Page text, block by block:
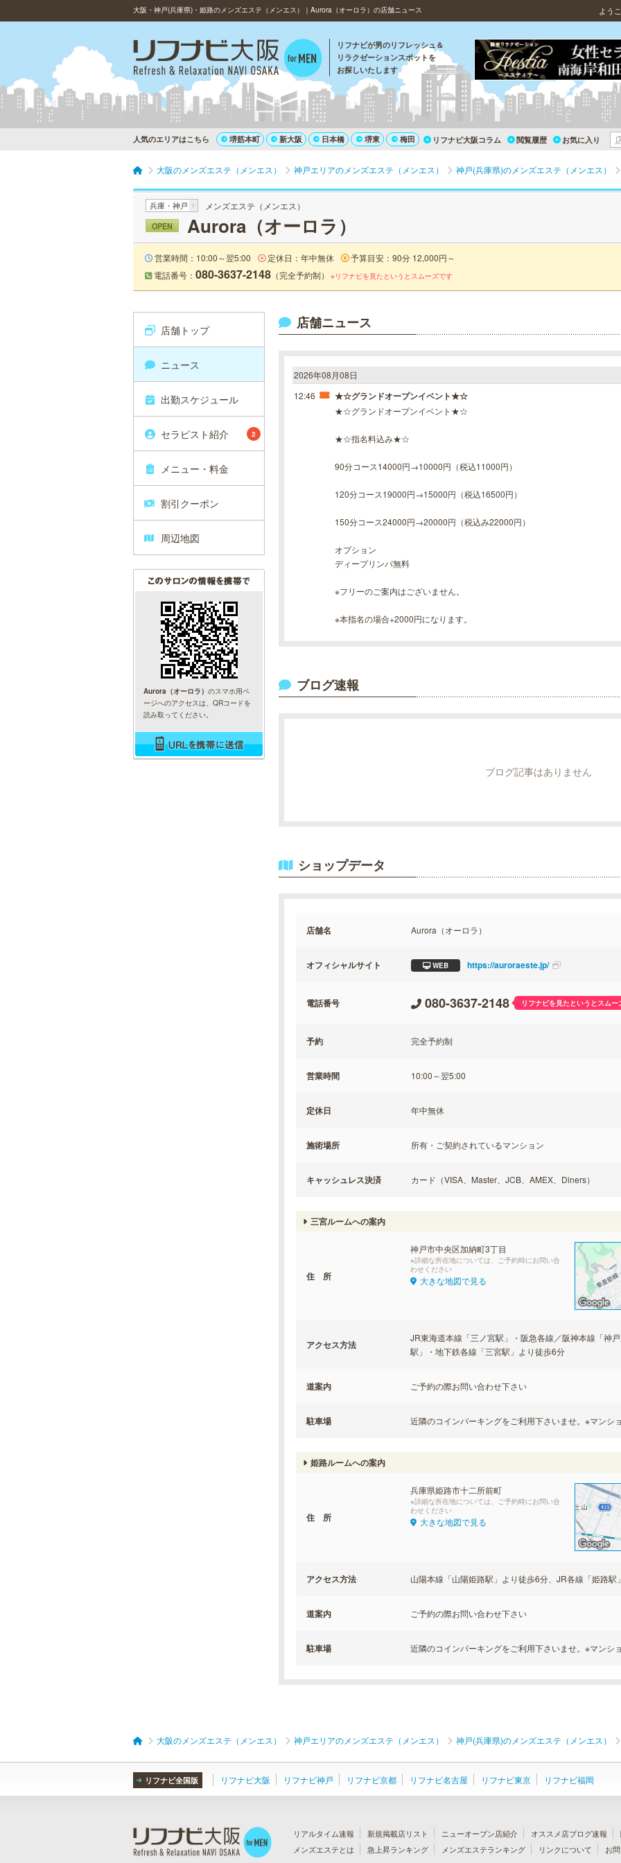
大阪・神戸(兵庫県)・姫路のメンズエステ（メンエス）｜Aurora（オーロラ）の店舗ニュース よう
リフナビが男のリフレッシュ＆
リラクゼーションスポットを
お探しいたします
人気のエリアはこちら 堺筋本町 新大阪 日本橋 堺東 梅田 リフナビ大阪コラム 閲覧履歴 お気に入り
大阪のメンズエステ（メンエス） 神戸エリアのメンズエステ（メンエス） 神戸(兵庫県)のメンズエステ（メンエス）
兵庫・神戸 メンズエステ（メンエス）
OPEN Aurora（オーロラ）
営業時間：10:00～翌5:00 定休日：年中無休
予算目安：90分 12,000円～
電話番号： 080-3637-2148 （完全予約制） ※リフナビを見たというとスムーズです
店舗トップ
ニュース
出勤スケジュール
セラピスト紹介 2
メニュー・料金
割引クーポン
周辺地図
Aurora（オーロラ） のスマホ用ペ
ージへのアクセスは、QRコードを
読み取ってください。
店舗ニュース
2026年08月08日
12:46
★☆グランドオープンイベント★☆
★☆グランドオープンイベント★☆
★☆指名料込み★☆
90分コース14000円→10000円（税込11000円）
120分コース19000円→15000円（税込16500円）
150分コース24000円→20000円（税込み22000円）
オプション
ディープリンパ無料
※フリーのご案内はございません。
※本指名の場合+2000円になります。
ブログ速報
ブログ記事はありません
ショップデータ
店舗名 Aurora（オーロラ）
オフィシャルサイト WEB https://auroraeste.jp/
電話番号 080-3637-2148 リフナビを見たというとスムー
予約 完全予約制
営業時間 10:00～翌5:00
定休日 年中無休
施術場所 所有・ご契約されているマンション
キャッシュレス決済 カード（VISA、Master、JCB、AMEX、Diners）
三宮ルームへの案内
住 所
神戸市中央区加納町3丁目
※詳細な所在地については、ご予約時にお問い合
わせください
大きな地図で見る
アクセス方法
JR東海道本線「三ノ宮駅」・阪急各線／阪神本線「神
駅」・地下鉄各線「三宮駅」より徒歩6分
道案内 ご予約の際お問い合わせ下さい
駐車場 近隣のコインパーキングをご利用下さいませ。※マンシ
姫路ルームへの案内
住 所
兵庫県姫路市十二所前町
※詳細な所在地については、ご予約時にお問い合
わせください
大きな地図で見る
アクセス方法 山陽本線「山陽姫路駅」より徒歩6分、JR各線「姫路駅
道案内 ご予約の際お問い合わせ下さい
駐車場 近隣のコインパーキングをご利用下さいませ。※マンシ
大阪のメンズエステ（メンエス） 神戸エリアのメンズエステ（メンエス） 神戸(兵庫県)のメンズエステ（メンエス）
リフナビ全国版 リフナビ大阪 リフナビ神戸 リフナビ京都 リフナビ名古屋 リフナビ東京 リフナビ福岡
リアルタイム速報 新規掲載店リスト ニューオープン店紹介 オススメ店ブログ速報
メンズエステとは
急上昇ランキング メンズエステランキング リンクについて
お